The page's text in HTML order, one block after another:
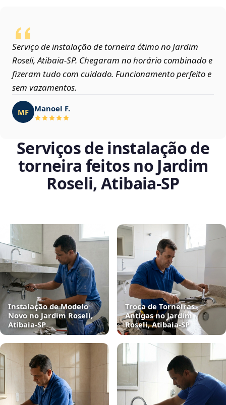
Serviço de instalação de torneira ótimo no Jardim
Roseli, Atibaia‑SP. Chegaram no horário combinado e
fizeram tudo com cuidado. Funcionamento perfeito e
sem vazamentos.
MF Manoel F.
Serviços de instalação de
torneira feitos no Jardim
Roseli, Atibaia‑SP
Instalação de Modelo
Novo no Jardim Roseli,
Atibaia‑SP
Troca de Torneiras
Antigas no Jardim
Roseli, Atibaia‑SP